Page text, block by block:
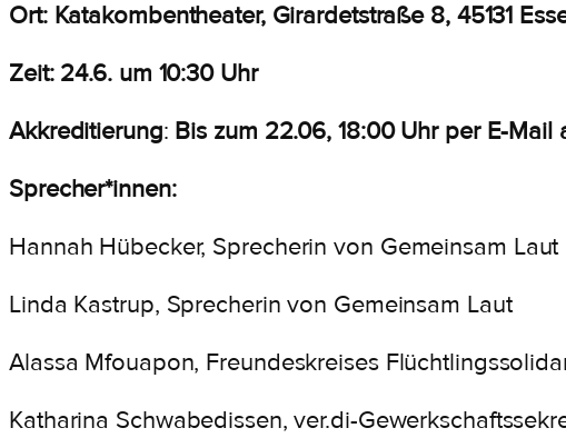
Ort: Katakombentheater, Girardetstraße 8, 45131
Zeit: 24.6. um 10:30 Uhr
Akkreditierung: Bis zum 22.06, 18:00 Uhr per E-Mail
Sprecher*innen:
Hannah Hübecker, Sprecherin von Gemeinsam Laut
Linda Kastrup, Sprecherin von Gemeinsam Laut
Alassa Mfouapon, Freundeskreises
Katharina Schwabedissen, ver.di-